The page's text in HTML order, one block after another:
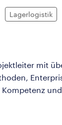
Lagerlogistik
mit